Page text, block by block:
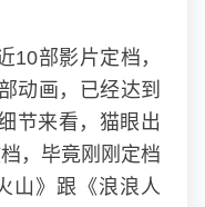
10部影片定档，
动画，已经达到
节来看，猫眼出
，毕竟刚刚定档
山》跟《浪浪人